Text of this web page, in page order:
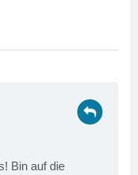
Bin auf die